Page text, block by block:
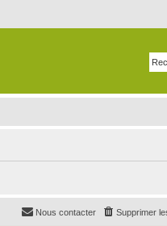
Supprimer
Nous contacter